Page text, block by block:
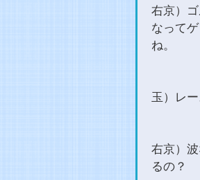
右京）
なって
ね。
玉）レ
右京）
るの？